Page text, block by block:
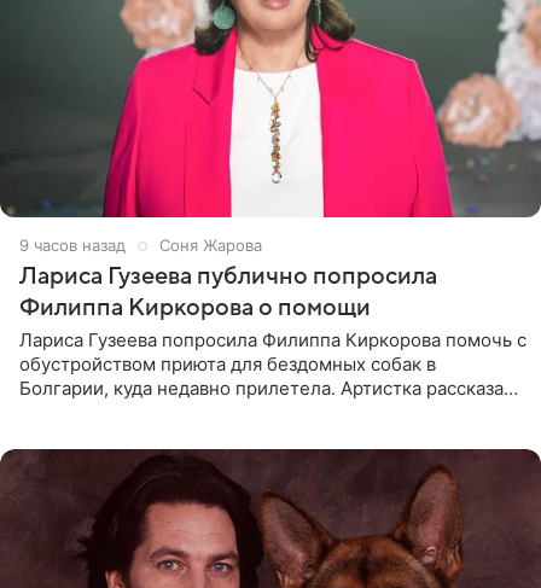
9 часов назад Соня Жарова
Лариса Гузеева публично попросила
Филиппа Киркорова о помощи
Лариса Гузеева попросила Филиппа Киркорова помочь с
обустройством приюта для бездомных собак в
Болгарии, куда недавно прилетела. Артистка рассказала